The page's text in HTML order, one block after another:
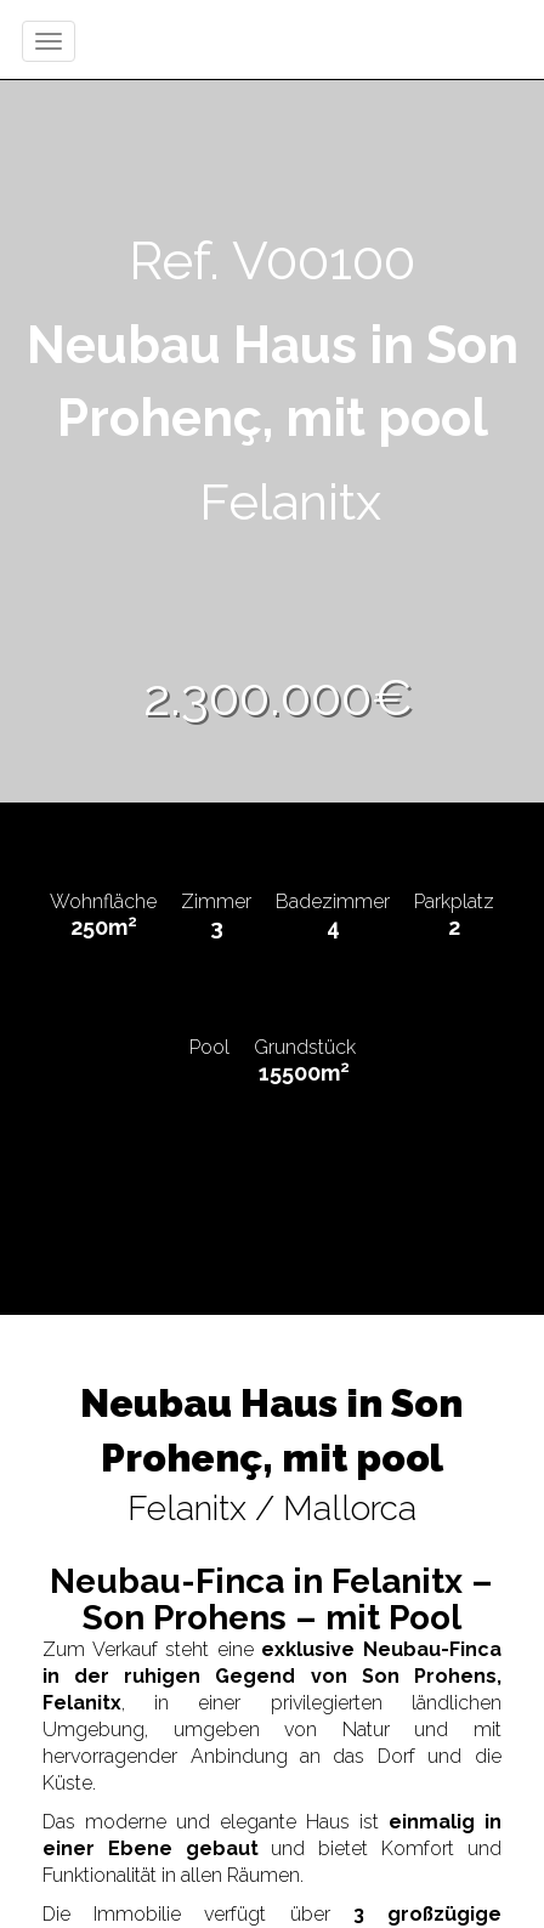
Ref. V00100
Neubau Haus in Son
Prohenç, mit pool
2.300.000€
Felanitx
250m2
Wohnfläche
3
Zimmer
4
Badezimmer
2
Parkplatz
Pool
15500m2
Grundstück
Neubau Haus in Son
Prohenç, mit pool
Felanitx / Mallorca
Neubau-Finca in Felanitx –
Son Prohens – mit Pool
Zum Verkauf steht eine exklusive Neubau-Finca
in der ruhigen Gegend von Son Prohens,
Felanitx, in einer privilegierten ländlichen
Umgebung, umgeben von Natur und mit
hervorragender Anbindung an das Dorf und die
Küste.
Das moderne und elegante Haus ist einmalig in
einer Ebene gebautund bietet Komfort und
Funktionalität in allen Räumen.
Die Immobilie verfügt über 3 großzügige